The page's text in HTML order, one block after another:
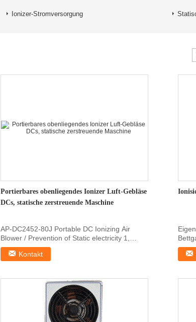
Ionizer-Stromversorgung
Portierbares obenliegendes Ionizer Luft-Gebläse
DCs, statische zerstreuende Maschine
AP-DC2452-80J Portable DC Ionizing Air
Blower / Prevention of Static electricity 1,
Features 1, Fit ...
Kontakt